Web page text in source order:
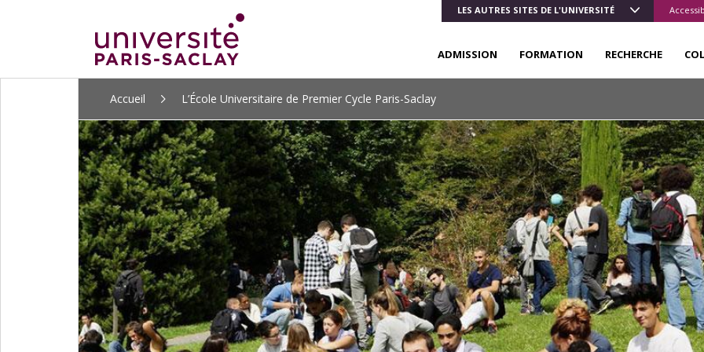
LES AUTRES SITES DE L'UNIVERSITÉ
ADMISSION FORMATION RECHERCHE
Accueil L’École Universitaire de Premier Cycle Paris-Saclay